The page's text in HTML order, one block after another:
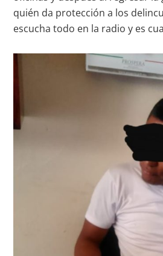
quién da protección a los
escucha todo en la radio y es